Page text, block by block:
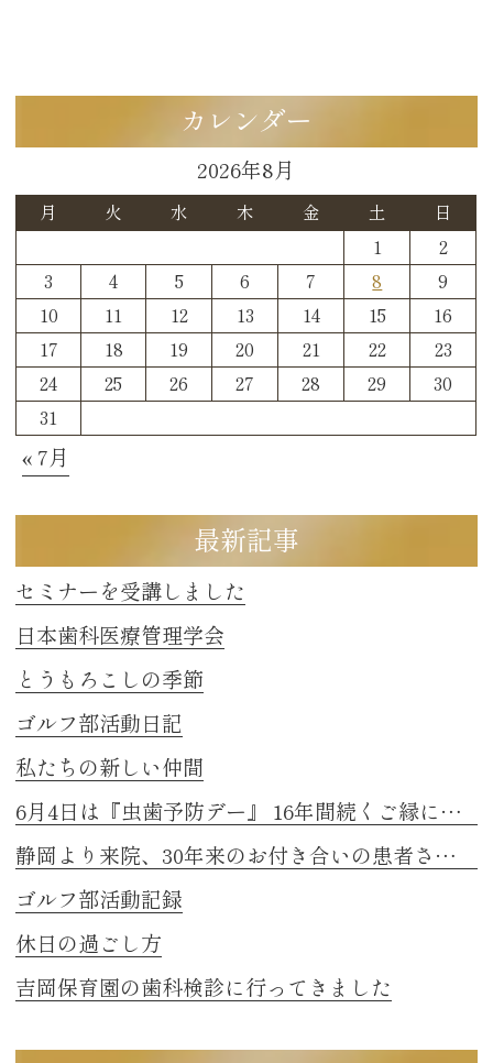
カレンダー
2026年8月
月 火 水 木 金 土 日
1
2
3
4 5 6 7 8
9
10
11 12 13 14 15
16
17
18 19 20 21 22
23
24
25 26 27 28 29
30
31
« 7月
最新記事
セミナーを受講しました
日本歯科医療管理学会
とうもろこしの季節
ゴルフ部活動日記
私たちの新しい仲間
6月4日は『虫歯予防デー』 16年間続くご縁に感謝
静岡より来院、30年来のお付き合いの患者さまのお話し 2
ゴルフ部活動記録
休日の過ごし方
吉岡保育園の歯科検診に行ってきました